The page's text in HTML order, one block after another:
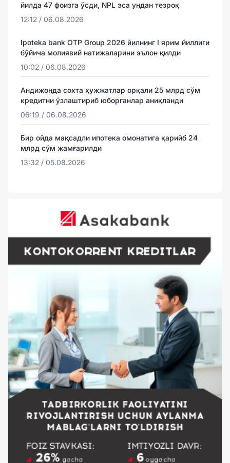
йилда 47 фоизга ўсди, NPL эса ундан тезроқ
12:12 / 06.08.2026
Ipoteka bank OTP Group 2026 йилнинг I ярим йиллиги
бўйича молиявий натижаларини эълон қилди
10:02 / 06.08.2026
Андижонда сохта ҳужжатлар орқали 25 млрд сўм
кредитни ўзлаштириб юборганлар аниқланди
06:19 / 06.08.2026
Бир ойда мақсадли ипотека омонатига қарийб 24
млрд сўм жамғарилди
13:32 / 05.08.2026